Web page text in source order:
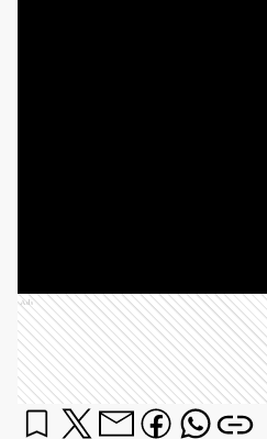
Ads